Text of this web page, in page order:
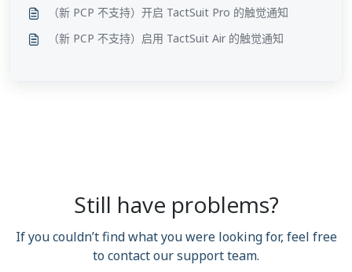
（新 PCP 不支持）开启 TactSuit Pro 的触觉通知
（新 PCP 不支持）启用 TactSuit Air 的触觉通知
Still have problems?
If you couldn’t find what you were looking for, feel free
to contact our support team.